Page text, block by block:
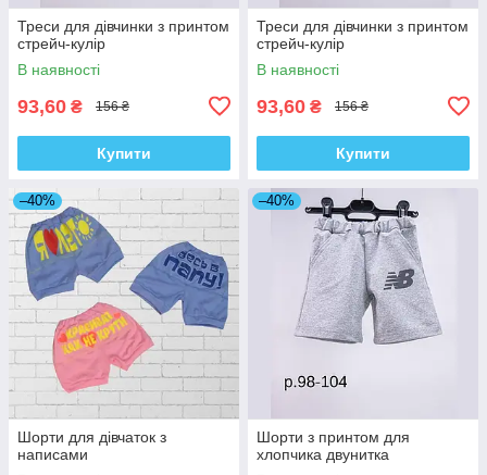
Треси для дівчинки з принтом
стрейч-кулір
В наявності
93,60 ₴ 156 ₴
Купити
Треси для дівчинки з принтом
стрейч-кулір
В наявності
93,60 ₴ 156 ₴
Купити
–40%
Шорти для дівчаток з
написами
–40%
Шорти з принтом для
хлопчика двунитка